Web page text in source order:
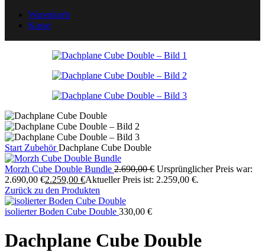
Warenkorb
Kasse
Start ZubehörDachplane Cube Double
Morzh Cube Double Bundle 2.690,00€ Ursprünglicher Preis war:
2.690,00 €2.259,00 €Aktueller Preis ist: 2.259,00 €.
Zurück zu den Produkten
isolierter Boden Cube Double 330,00 €
Dachplane Cube Double